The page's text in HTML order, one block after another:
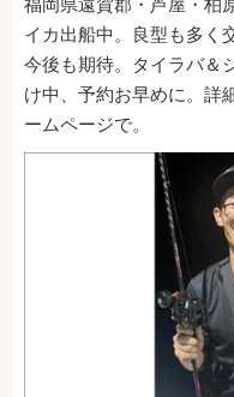
福岡県遠賀郡・芦屋・柏
イカ出船中。良型も多く
今後も期待。タイラバ＆
け中、予約お早めに。詳
ームページで。